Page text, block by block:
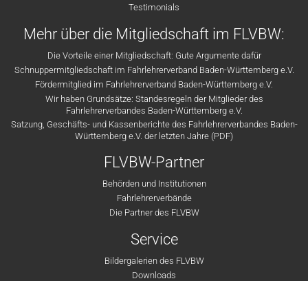
Testimonials
Mehr über die Mitgliedschaft im FLVBW:
Die Vorteile einer Mitgliedschaft: Gute Argumente dafür
Schnuppermitgliedschaft im Fahrlehrerverband Baden-Württemberg e.V.
Fördermitglied im Fahrlehrerverband Baden-Württemberg e.V.
Wir haben Grundsätze: Standesregeln der Mitglieder des
Fahrlehrerverbandes Baden-Württemberg e.V.
Satzung, Geschäfts- und Kassenberichte des Fahrlehrerverbandes Baden-
Württemberg e.V. der letzten Jahre (PDF)
FLVBW-Partner
Behörden und Institutionen
Fahrlehrerverbände
Die Partner des FLVBW
Service
Bildergalerien des FLVBW
Downloads